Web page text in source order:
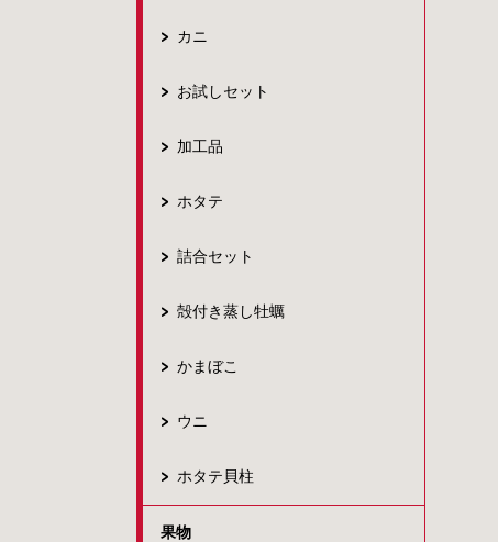
カニ
お試しセット
加工品
ホタテ
詰合セット
殻付き蒸し牡蠣
かまぼこ
ウニ
ホタテ貝柱
果物